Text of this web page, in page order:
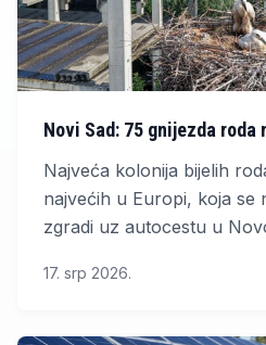
Novi Sad: 75 gnijezda roda
Najveća kolonija bijelih
najvećih u Europi, koja se
zgradi uz autocestu u
proučavanje ptica (DZPPS).
17. srp 2026.